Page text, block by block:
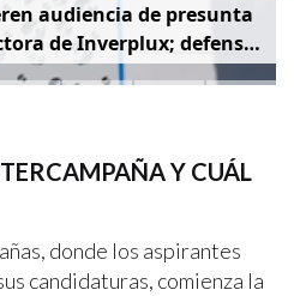
ren audiencia de presunta
tora deInverplux; defensa
queseaprivadaysin
Y CUÁL
donde los aspirantes
candidaturas, comienza la